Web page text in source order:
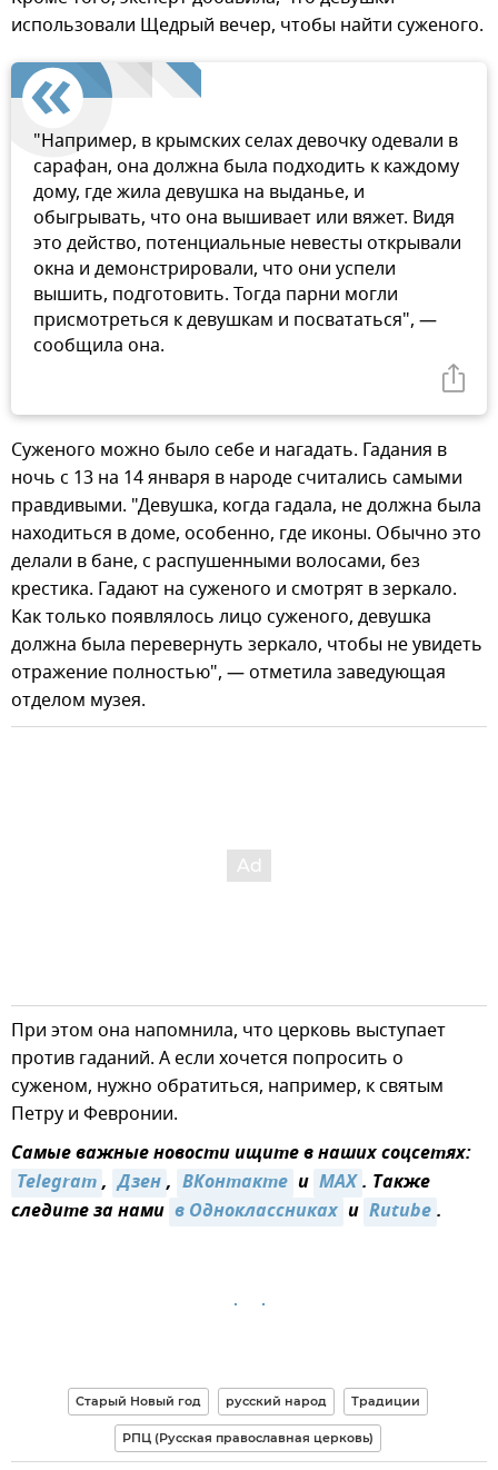
использовали Щедрый вечер, чтобы найти суженого.
"Например, в крымских селах девочку одевали в
сарафан, она должна была подходить к каждому
дому, где жила девушка на выданье, и
обыгрывать, что она вышивает или вяжет. Видя
это действо, потенциальные невесты открывали
окна и демонстрировали, что они успели
вышить, подготовить. Тогда парни могли
присмотреться к девушкам и посвататься", —
сообщила она.
Суженого можно было себе и нагадать. Гадания в
ночь с 13 на 14 января в народе считались самыми
правдивыми. "Девушка, когда гадала, не должна была
находиться в доме, особенно, где иконы. Обычно это
делали в бане, с распушенными волосами, без
крестика. Гадают на суженого и смотрят в зеркало.
Как только появлялось лицо суженого, девушка
должна была перевернуть зеркало, чтобы не увидеть
отражение полностью", — отметила заведующая
отделом музея.
При этом она напомнила, что церковь выступает
против гаданий. А если хочется попросить о
суженом, нужно обратиться, например, к святым
Петру и Февронии.
Самые важные новости ищите в наших соцсетях:
Telegram, Дзен, ВКонтакте и MAX. Также
следите за нами в Одноклассниках и Rutube.
Старый Новый год русский народ Традиции
РПЦ (Русская православная церковь)